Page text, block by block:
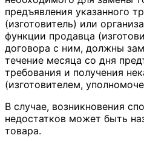
предъявления указанного
(изготовитель) или
функции продавца
договора с ним, должны
течение месяца со дня
требования и получения
(изготовителем,
В случае, возникновения
недостатков может быть
товара.